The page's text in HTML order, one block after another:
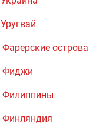
Уругвай
Фарерские острова
Фиджи
Филиппины
Финляндия